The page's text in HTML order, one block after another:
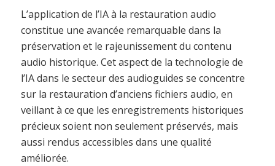
L’application de l’IA à la restauration audio
constitue une avancée remarquable dans la
préservation et le rajeunissement du contenu
audio historique. Cet aspect de la technologie de
l’IA dans le secteur des audioguides se concentre
sur la restauration d’anciens fichiers audio, en
veillant à ce que les enregistrements historiques
précieux soient non seulement préservés, mais
aussi rendus accessibles dans une qualité
améliorée.